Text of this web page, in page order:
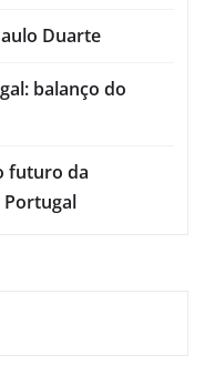
Duarte
balanço do
futuro da
Portugal